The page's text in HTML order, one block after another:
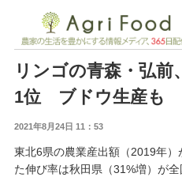
リンゴの青森・弘前
1位 ブドウ生産も
2021年8月24日 11：53
東北6県の農業産出額（2019年
た伸び率は秋田県（31%増）が